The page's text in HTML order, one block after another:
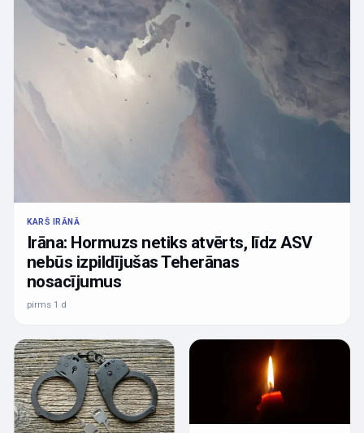
KARŠ IRĀNĀ
Irāna: Hormuzs netiks atvērts, līdz ASV
nebūs izpildījušas Teherānas
nosacījumus
pirms 1 d